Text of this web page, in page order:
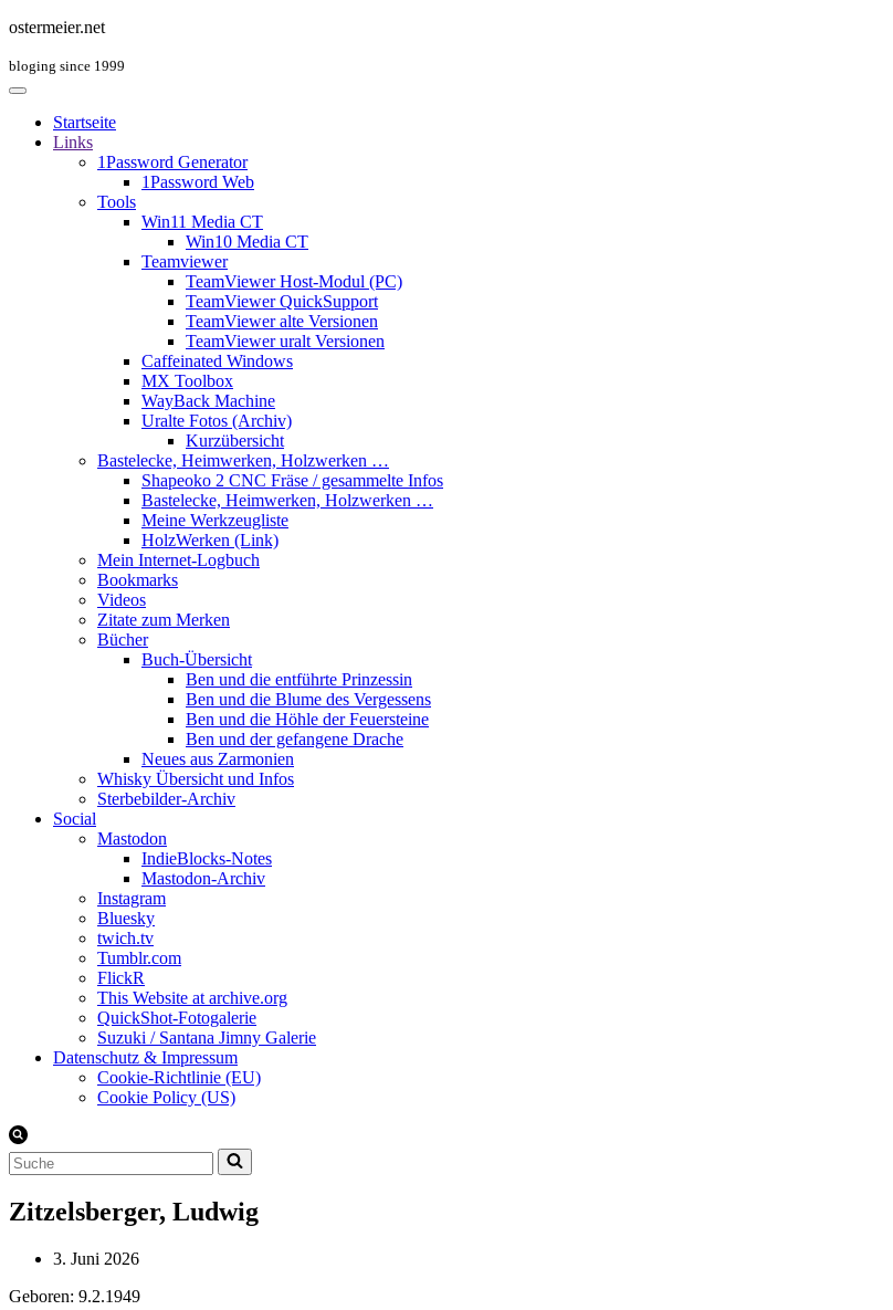
ostermeier.net
bloging since 1999
Startseite
Links
1Password Generator
1Password Web
Tools
Win11 Media CT
Win10 Media CT
Teamviewer
TeamViewer Host-Modul (PC)
TeamViewer QuickSupport
TeamViewer alte Versionen
TeamViewer uralt Versionen
Caffeinated Windows
MX Toolbox
WayBack Machine
Uralte Fotos (Archiv)
Kurzübersicht
Bastelecke, Heimwerken, Holzwerken …
Shapeoko 2 CNC Fräse / gesammelte Infos
Bastelecke, Heimwerken, Holzwerken …
Meine Werkzeugliste
HolzWerken (Link)
Mein Internet-Logbuch
Bookmarks
Videos
Zitate zum Merken
Bücher
Buch-Übersicht
Ben und die entführte Prinzessin
Ben und die Blume des Vergessens
Ben und die Höhle der Feuersteine
Ben und der gefangene Drache
Neues aus Zarmonien
Whisky Übersicht und Infos
Sterbebilder-Archiv
Social
Mastodon
IndieBlocks-Notes
Mastodon-Archiv
Instagram
Bluesky
twich.tv
Tumblr.com
FlickR
This Website at archive.org
QuickShot-Fotogalerie
Suzuki / Santana Jimny Galerie
Datenschutz & Impressum
Cookie-Richtlinie (EU)
Cookie Policy (US)
Suchen
nach …
Zitzelsberger, Ludwig
3. Juni 2026
Geboren: 9.2.1949